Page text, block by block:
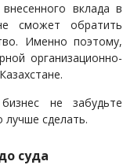
вклада в
сможет обратить
Именно поэтому,
организационно-
не забудьте
лучше сделать.
суда